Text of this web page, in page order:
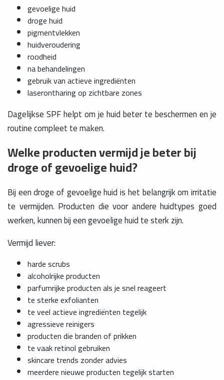
gevoelige huid
droge huid
pigmentvlekken
huidveroudering
roodheid
na behandelingen
gebruik van actieve ingrediënten
laserontharing op zichtbare zones
Dagelijkse SPF helpt om je huid beter te beschermen en je
routine compleet te maken.
Welke producten vermijd je beter bij
droge of gevoelige huid?
Bij een droge of gevoelige huid is het belangrijk om irritatie
te vermijden. Producten die voor andere huidtypes goed
werken, kunnen bij een gevoelige huid te sterk zijn.
Vermijd liever:
harde scrubs
alcoholrijke producten
parfumrijke producten als je snel reageert
te sterke exfolianten
te veel actieve ingrediënten tegelijk
agressieve reinigers
producten die branden of prikken
te vaak retinol gebruiken
skincare trends zonder advies
meerdere nieuwe producten tegelijk starten